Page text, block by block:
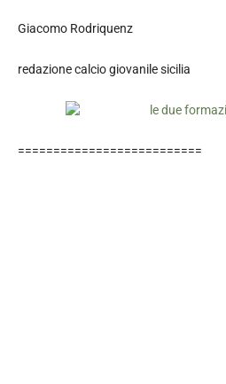
Giacomo Rodriquenz
redazione calcio giovanile sicilia
==========================